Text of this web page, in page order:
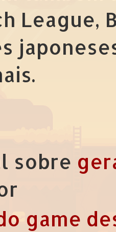
League,
sobre
game